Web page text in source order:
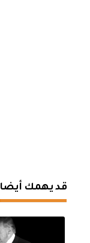
قد يهمك أيضا